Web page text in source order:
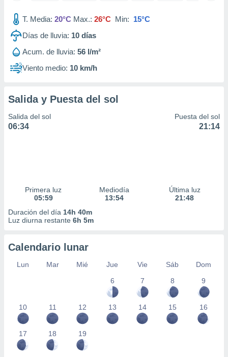
utilizar
crear un
uso de
contenido
medir el
la
el
uso de
con el
e
T. Media: 20°C Max.: 26°C Min: 15°C
Días de lluvia: 10 días
Acum. de lluvia: 56 l/m²
Viento medio: 10 km/h
Salida y Puesta del sol
Salida del sol
06:34
Puesta del sol
21:14
Primera luz
05:59
Mediodía
13:54
Última luz
21:48
Duración del día 14h 40m
Luz diurna restante 6h 5m
Calendario lunar
Lun Mar Mié Jue Vie Sáb
Dom
6
7 8 9
10 11 12 13 14 15 16
17 18 19